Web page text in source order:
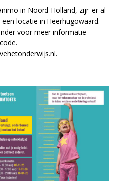
in Noord-Holland, zijn er al
locatie in Heerhugowaard.
voor meer informatie –